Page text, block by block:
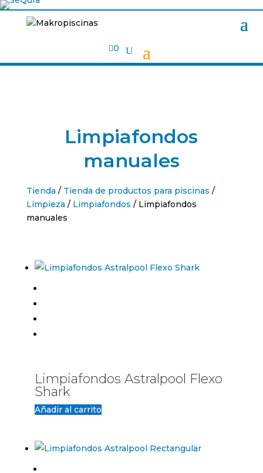
0
Limpiafondos
manuales
Tienda / Tienda de productos para piscinas /
Limpieza / Limpiafondos / Limpiafondos
manuales
Limpiafondos Astralpool Flexo
Shark
Añadir al carrito